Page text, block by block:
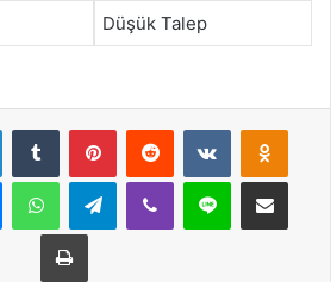
Düşük Talep
LinkedInTumblr PinterestReddit VKontakte
MessengerWhatsAppTelegramViber Line E-Posta ile
Yazdır